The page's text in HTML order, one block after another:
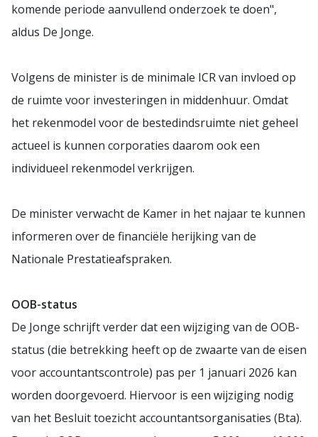
komende periode aanvullend onderzoek te doen",
aldus De Jonge.
Volgens de minister is de minimale ICR van invloed op
de ruimte voor investeringen in middenhuur. Omdat
het rekenmodel voor de bestedindsruimte niet geheel
actueel is kunnen corporaties daarom ook een
individueel rekenmodel verkrijgen.
De minister verwacht de Kamer in het najaar te kunnen
informeren over de financiële herijking van de
Nationale Prestatieafspraken.
OOB-status
De Jonge schrijft verder dat een wijziging van de OOB-
status (die betrekking heeft op de zwaarte van de eisen
voor accountantscontrole) pas per 1 januari 2026 kan
worden doorgevoerd. Hiervoor is een wijziging nodig
van het Besluit toezicht accountantsorganisaties (Bta).